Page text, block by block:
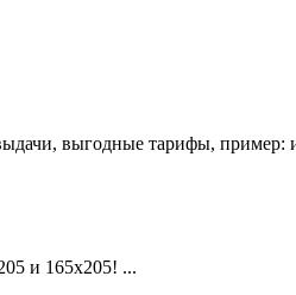
выгодные тарифы,
и 165х205! ...